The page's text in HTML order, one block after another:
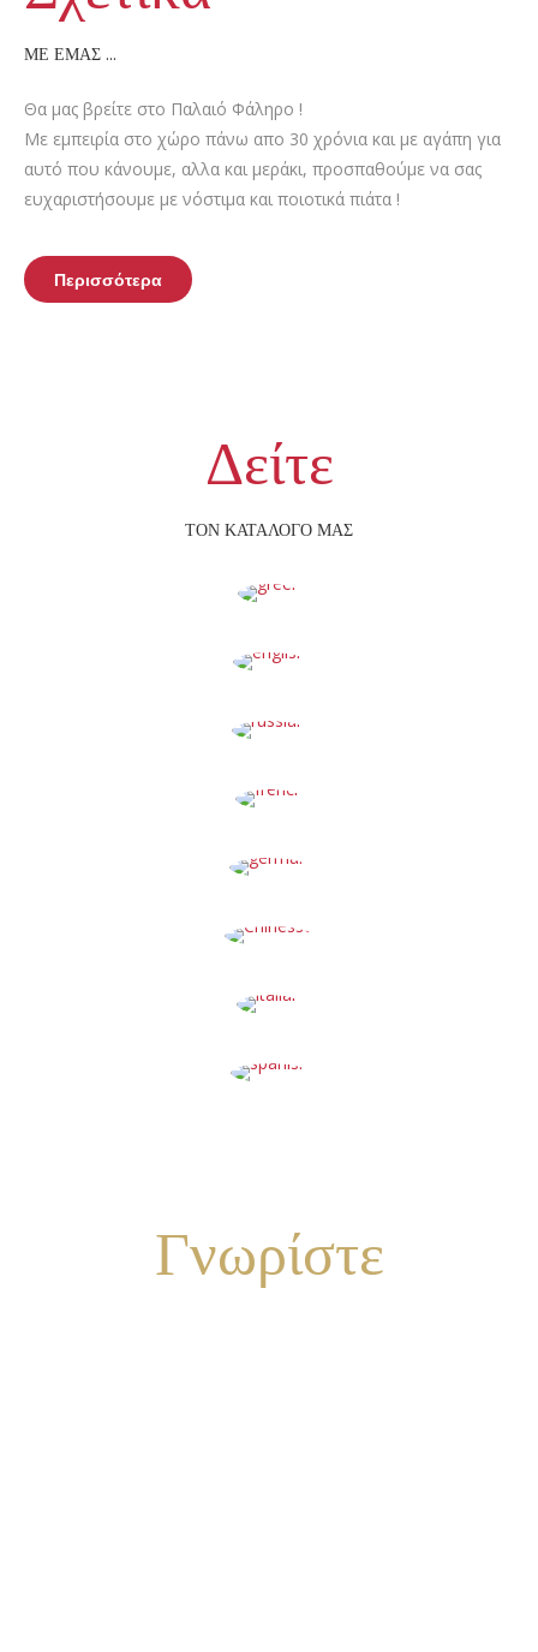
ΜΕ ΕΜΑΣ …
Θα μας βρείτε στο Παλαιό Φάληρο !
Με εμπειρία στο χώρο πάνω απο 30 χρόνια και με αγάπη για
αυτό που κάνουμε, αλλα και μεράκι, προσπαθούμε να σας
ευχαριστήσουμε με νόστιμα και ποιοτικά πιάτα !
Περισσότερα
Δείτε
ΤΟΝ ΚΑΤΑΛΟΓΟ ΜΑΣ
Γνωρίστε